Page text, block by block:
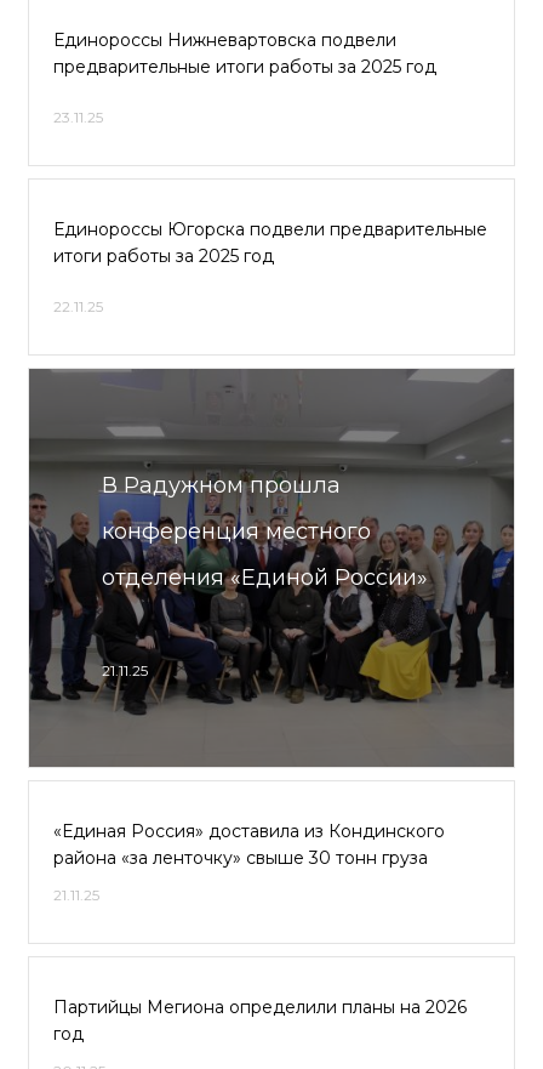
Единороссы Нижневартовска подвели
предварительные итоги работы за 2025 год
23.11.25
Единороссы Югорска подвели предварительные
итоги работы за 2025 год
22.11.25
В Радужном прошла
конференция местного
отделения «Единой России»
21.11.25
«Единая Россия» доставила из Кондинского
района «за ленточку» свыше 30 тонн груза
21.11.25
Партийцы Мегиона определили планы на 2026
год